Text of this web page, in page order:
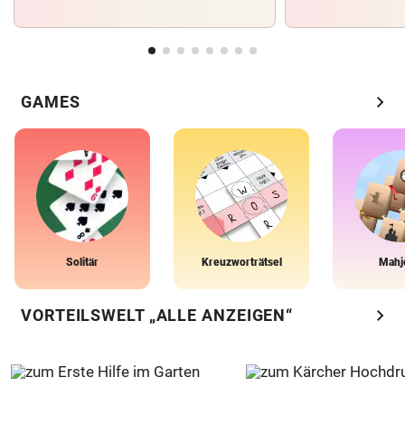
GAMES chevron_right
Solitär Kreuzworträtsel
VORTEILSWELT „ALLE ANZEIGEN“ chevron_right